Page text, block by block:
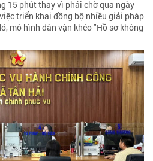
15 phút thay vì phải chờ qua ngày
triển khai đồng bộ nhiều giải pháp
mô hình dân vận khéo "Hồ sơ không